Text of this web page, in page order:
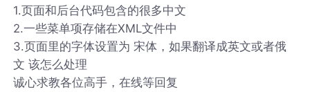
1.页面和后台代码包含的很多中文
2.一些菜单项存储在XML文件中
3.页面里的字体设置为 宋体，如果翻译成英文或者俄
文 该怎么处理
诚心求教各位高手，在线等回复